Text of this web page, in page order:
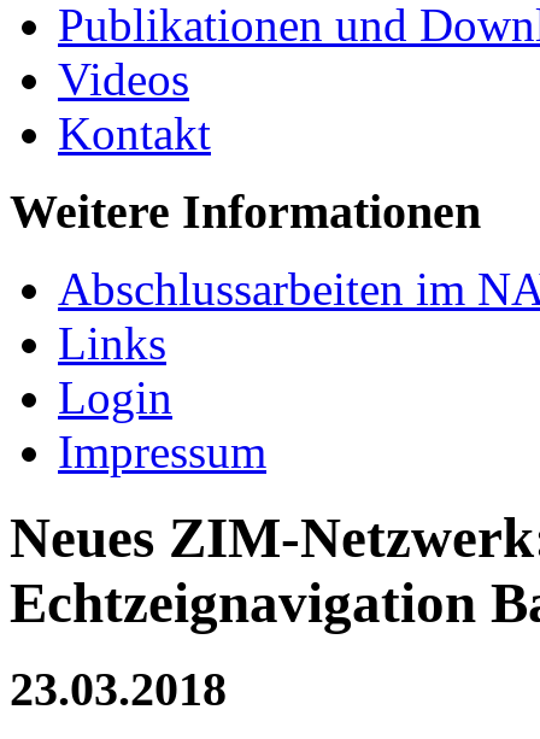
Publikationen und
Videos
Kontakt
Weitere Informationen
Abschlussarbeiten im
Links
Login
Impressum
Neues ZIM-
Echtzeignavigation
23.03.2018